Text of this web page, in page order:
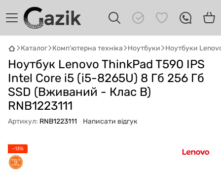
Каталог Комп'ютерна техніка Ноутбуки Ноутбуки
Ноутбук Lenovo ThinkPad T590 IPS
Intel Core i5 (i5-8265U) 8 Гб 256 Гб
SSD (Вживаний - Клас B)
RNB1223111
Артикул: RNB1223111 Написати відгук
−13%
GAZIK AI
Онлайн · пошук техніки
Привіт! 👋 Я Gazik AI — допоможу
підібрати вживану комп'ютерну техніку.
Що шукаєш?